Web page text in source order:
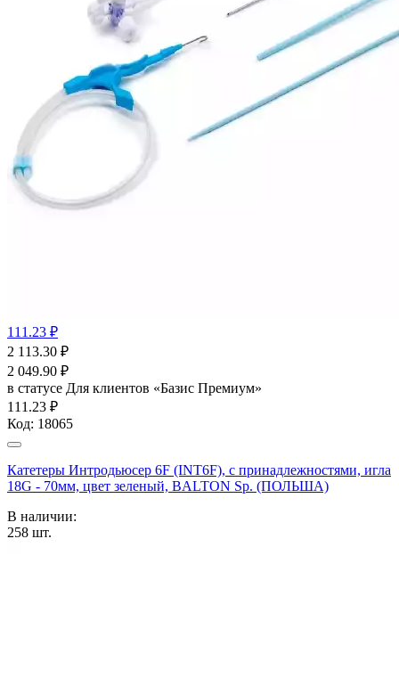
111.23 ₽
2 113.30 ₽
2 049.90 ₽
в статусе Для клиентов «Базис Премиум»
111.23 ₽
Код: 18065
Катетеры Интродьюсер 6F (INT6F), с принадлежностями, игла
18G - 70мм, цвет зеленый, BALTON Sp. (ПОЛЬША)
В наличии:
258 шт.